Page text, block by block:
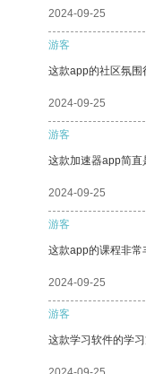
2024-09-25
游客
这款app的社区氛围
2024-09-25
游客
这款加速器app简直
2024-09-25
游客
这款app的课程非常
2024-09-25
游客
这款学习软件的学